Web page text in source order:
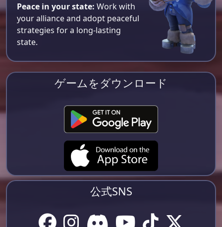
Peace in your state: Work with
your alliance and adopt peaceful
strategies for a long-lasting
state.
ゲームをダウンロード
公式SNS